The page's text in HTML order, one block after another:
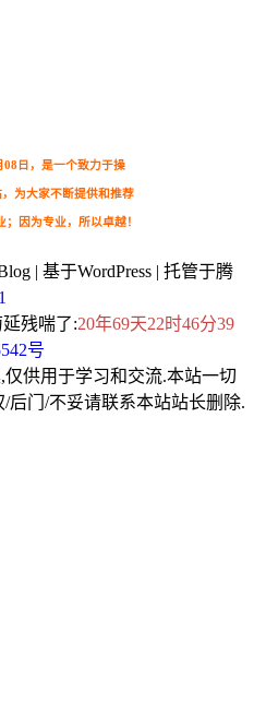
日，是一个致力于操
为大家不断提供和推荐
因为专业，所以卓越！
| 基于WordPress | 托管于腾
残喘了:20年69天22时46分39
号
供用于学习和交流.本站一切
后门/不妥请联系本站站长删除.